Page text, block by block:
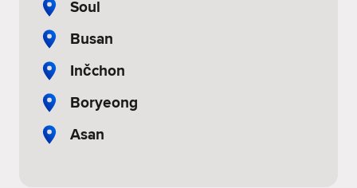
Soul
Busan
Inčchon
Boryeong
Asan